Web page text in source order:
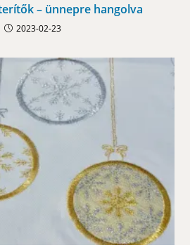
– ünnepre hangolva
2023-02-23